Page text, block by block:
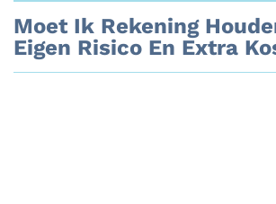
Moet Ik Rekening
Eigen Risico En Extra